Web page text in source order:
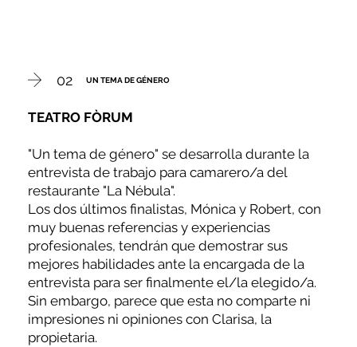
02 UN TEMA DE GÉNERO
TEATRO FÒRUM
"Un tema de género" se desarrolla durante la
entrevista de trabajo para camarero/a del
restaurante "La Nébula".
Los dos últimos finalistas, Mónica y Robert, con
muy buenas referencias y experiencias
profesionales, tendrán que demostrar sus
mejores habilidades ante la encargada de la
entrevista para ser finalmente el/la elegido/a.
Sin embargo, parece que esta no comparte ni
impresiones ni opiniones con Clarisa, la
propietaria.